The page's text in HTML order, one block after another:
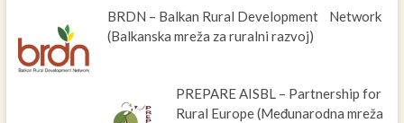
BRDN – Balkan Rural Development Network
(Balkanska mreža za ruralni razvoj)
PREPARE AISBL – Partnership for
Rural Europe (Međunarodna mreža